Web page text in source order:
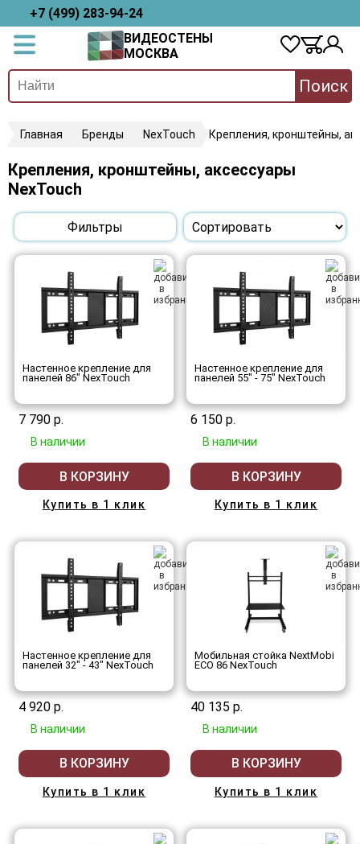
+7 (499) 283-94-24
ВИДЕОСТЕНЫ
МОСКВА
Поиск
Главная Бренды NexTouch Крепления, кронштейны,
Крепления, кронштейны, аксессуары
NexTouch
Фильтры
Настенное крепление для
панелей 86" NexTouch
7 790 р.
В наличии
В КОРЗИНУ
Купить в 1 клик
Настенное крепление для
панелей 55" - 75" NexTouch
6 150 р.
В наличии
В КОРЗИНУ
Купить в 1 клик
Настенное крепление для
панелей 32" - 43" NexTouch
4 920 р.
В наличии
В КОРЗИНУ
Купить в 1 клик
Мобильная стойка NextMobi
ECO 86 NexTouch
40 135 р.
В наличии
В КОРЗИНУ
Купить в 1 клик